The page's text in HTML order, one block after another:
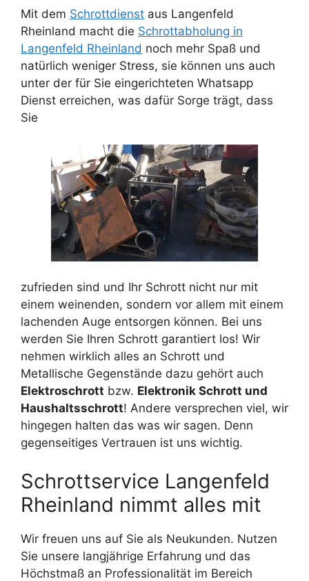
Mit dem Schrottdienst aus Langenfeld
Rheinland macht die Schrottabholung in
Langenfeld Rheinland noch mehr Spaß und
natürlich weniger Stress, sie können uns auch
unter der für Sie eingerichteten Whatsapp
Dienst erreichen, was dafür Sorge trägt, dass
Sie
zufrieden sind und Ihr Schrott nicht nur mit
einem weinenden, sondern vor allem mit einem
lachenden Auge entsorgen können. Bei uns
werden Sie Ihren Schrott garantiert los! Wir
nehmen wirklich alles an Schrott und
Metallische Gegenstände dazu gehört auch
Elektroschrott bzw. Elektronik Schrott und
Haushaltsschrott! Andere versprechen viel, wir
hingegen halten das was wir sagen. Denn
gegenseitiges Vertrauen ist uns wichtig.
Schrottservice Langenfeld
Rheinland nimmt alles mit
Wir freuen uns auf Sie als Neukunden. Nutzen
Sie unsere langjährige Erfahrung und das
Höchstmaß an Professionalität im Bereich